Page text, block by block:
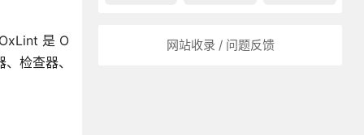
网站收录 / 问题反馈
是 O
检查器、